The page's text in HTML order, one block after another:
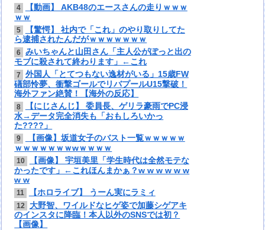
4
【動画】 AKB48のエースさんの走りｗｗｗ
ｗｗ
5
【驚愕】 社内で「これ」のやり取りしてた
ら逮捕されたんだがｗｗｗｗｗｗｗ
6 みいちゃんと山田さん「主人公がぽっと出の
モブに殺されて終わります」←これ
7
外国人「とてつもない逸材がいる」15歳FW
礒部怜夢、衝撃ゴールでリバプールU15撃破！
海外ファン絶賛！【海外の反応】
8
【にじさんじ】 委員長、ゲリラ豪雨でPC浸
水→データ完全消失も「おもしろいかっ
た????」
9
【画像】坂道女子のバスト一覧ｗｗｗｗｗ
ｗｗｗｗｗｗｗwｗｗｗｗ
10
【画像】 宇垣美里「学生時代は全然モテな
かったです」←これほんまかぁ？w w w w w w
w w
11 【ホロライブ】 うーん実にラミィ
12
大野智、ワイルドなヒゲ姿で加藤シゲアキ
のインスタに降臨！本人以外のSNSでは初？
【画像】